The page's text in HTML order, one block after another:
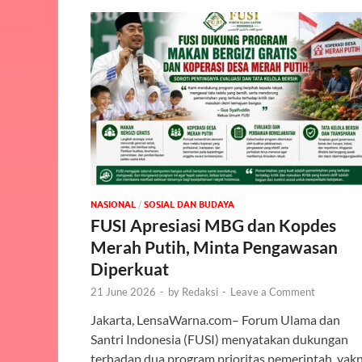
NASIONAL / SOSIAL DAN BUDAYA
FUSI Apresiasi MBG dan Kopdes
Merah Putih, Minta Pengawasan
Diperkuat
21 June 2026 - by Redaksi - Leave a Comment
Jakarta, LensaWarna.com– Forum Ulama dan
Santri Indonesia (FUSI) menyatakan dukungan
terhadap dua program prioritas pemerintah,